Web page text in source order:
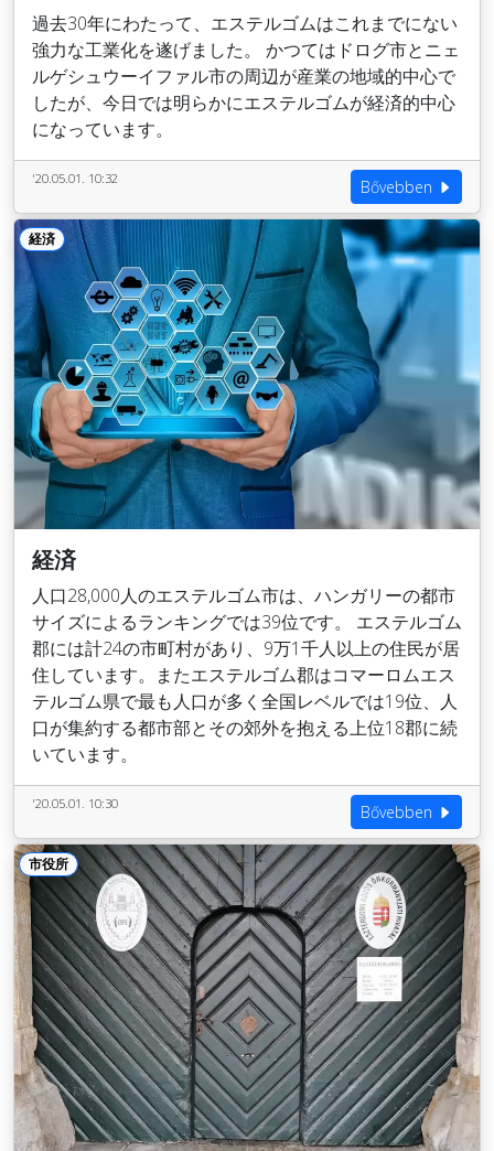
過去30年にわたって、エステルゴムはこれまでにない
強力な工業化を遂げました。 かつてはドログ市とニェ
ルゲシュウーイファル市の周辺が産業の地域的中心で
したが、今日では明らかにエステルゴムが経済的中心
になっています。
'20.05.01. 10:32 Bővebben
経済
経済
人口28,000人のエステルゴム市は、ハンガリーの都市
サイズによるランキングでは39位です。 エステルゴム
郡には計24の市町村があり、9万1千人以上の住民が居
住しています。またエステルゴム郡はコマーロムエス
テルゴム県で最も人口が多く全国レベルでは19位、人
口が集約する都市部とその郊外を抱える上位18郡に続
いています。
'20.05.01. 10:30 Bővebben
市役所